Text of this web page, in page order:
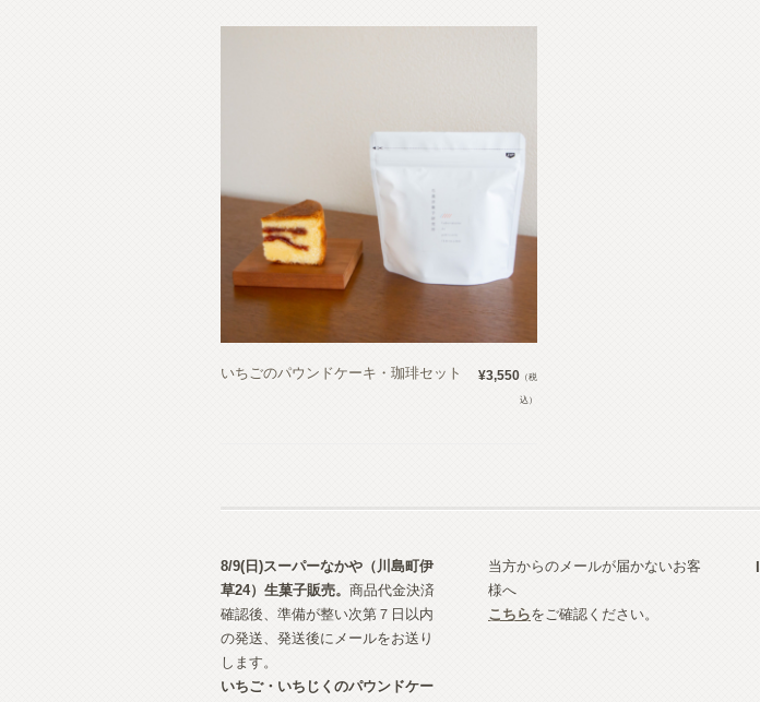
いちごのパウンドケーキ・珈琲セット ¥3,550 （税
込）
8/9(日)スーパーなかや（川島町伊
草24）生菓子販売。 商品代金決済
確認後、準備が整い次第７日以内
の発送、発送後にメールをお送り
します。
いちご・いちじくのパウンドケー
当方からのメールが届かないお客
様へ
こちらをご確認ください。